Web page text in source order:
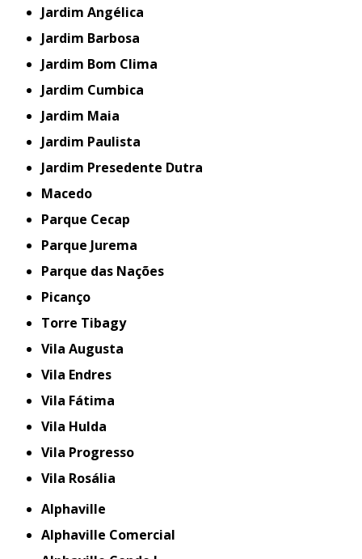
Jardim Angélica
Jardim Barbosa
Jardim Bom Clima
Jardim Cumbica
Jardim Maia
Jardim Paulista
Jardim Presedente Dutra
Macedo
Parque Cecap
Parque Jurema
Parque das Nações
Picanço
Torre Tibagy
Vila Augusta
Vila Endres
Vila Fátima
Vila Hulda
Vila Progresso
Vila Rosália
Alphaville
Alphaville Comercial